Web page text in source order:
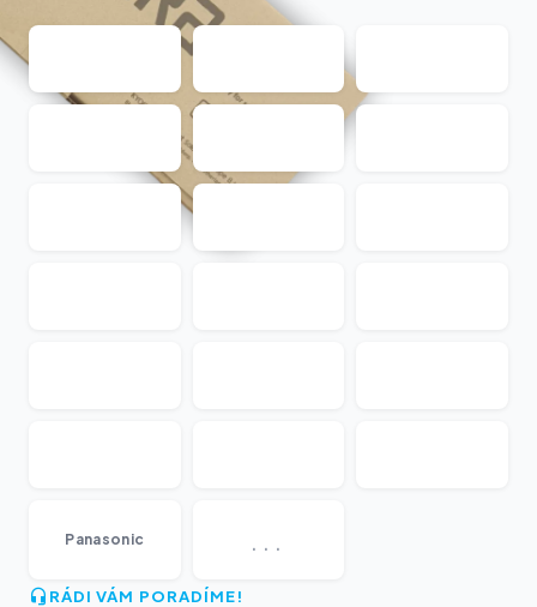
Panasonic ...
RÁDI VÁM PORADÍME!